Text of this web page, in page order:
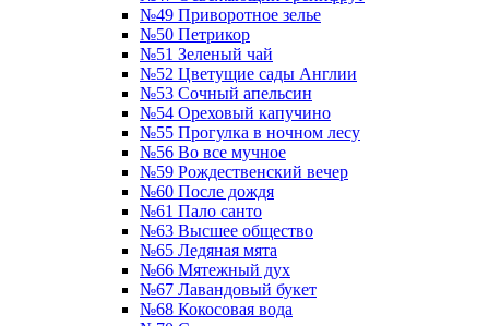
№49 Приворотное зелье
№50 Петрикор
№51 Зеленый чай
№52 Цветущие сады Англии
№53 Сочный апельсин
№54 Ореховый капучино
№55 Прогулка в ночном лесу
№56 Во все мучное
№59 Рождественский вечер
№60 После дождя
№61 Пало санто
№63 Высшее общество
№65 Ледяная мята
№66 Мятежный дух
№67 Лавандовый букет
№68 Кокосовая вода